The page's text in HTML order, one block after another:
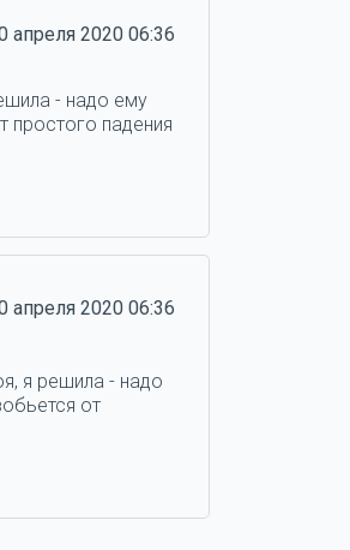
апреля 2020 06:36
- надо ему
простого падения
апреля 2020 06:36
я решила - надо
от